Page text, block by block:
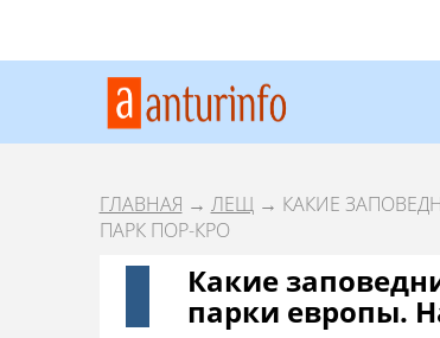
ГЛАВНАЯ → ЛЕЩ → КАКИЕ
ПАРК ПОР-КРО
Какие
парки европы.